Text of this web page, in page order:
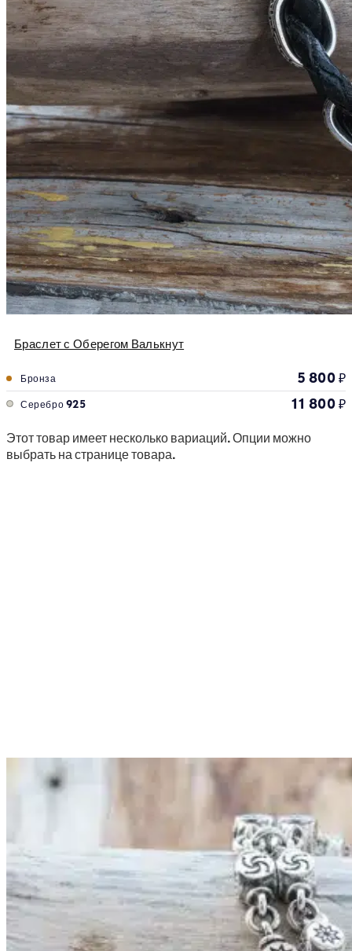
Браслет с Оберегом Валькнут
Бронза 5 800₽
Серебро 925 11 800₽
Этот товар имеет несколько вариаций. Опции можно
выбрать на странице товара.